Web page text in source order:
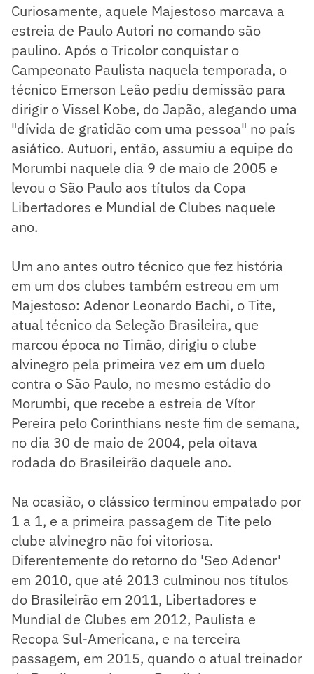
Curiosamente, aquele Majestoso marcava a
estreia de Paulo Autori no comando são
paulino. Após o Tricolor conquistar o
Campeonato Paulista naquela temporada, o
técnico Emerson Leão pediu demissão para
dirigir o Vissel Kobe, do Japão, alegando uma
"dívida de gratidão com uma pessoa" no país
asiático. Autuori, então, assumiu a equipe do
Morumbi naquele dia 9 de maio de 2005 e
levou o São Paulo aos títulos da Copa
Libertadores e Mundial de Clubes naquele
ano.
Um ano antes outro técnico que fez história
em um dos clubes também estreou em um
Majestoso: Adenor Leonardo Bachi, o Tite,
atual técnico da Seleção Brasileira, que
marcou época no Timão, dirigiu o clube
alvinegro pela primeira vez em um duelo
contra o São Paulo, no mesmo estádio do
Morumbi, que recebe a estreia de Vítor
Pereira pelo Corinthians neste fim de semana,
no dia 30 de maio de 2004, pela oitava
rodada do Brasileirão daquele ano.
Na ocasião, o clássico terminou empatado por
1 a 1, e a primeira passagem de Tite pelo
clube alvinegro não foi vitoriosa.
Diferentemente do retorno do 'Seo Adenor'
em 2010, que até 2013 culminou nos títulos
do Brasileirão em 2011, Libertadores e
Mundial de Clubes em 2012, Paulista e
Recopa Sul-Americana, e na terceira
passagem, em 2015, quando o atual treinador